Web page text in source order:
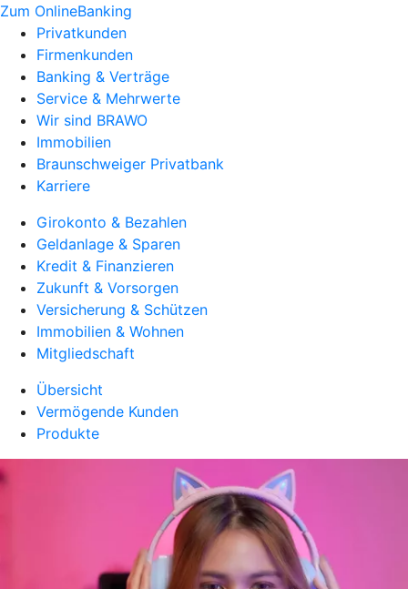
Zum OnlineBanking
Privatkunden
Firmenkunden
Banking & Verträge
Service & Mehrwerte
Wir sind BRAWO
Immobilien
Braunschweiger Privatbank
Karriere
Girokonto & Bezahlen
Geldanlage & Sparen
Kredit & Finanzieren
Zukunft & Vorsorgen
Versicherung & Schützen
Immobilien & Wohnen
Mitgliedschaft
Übersicht
Vermögende Kunden
Produkte